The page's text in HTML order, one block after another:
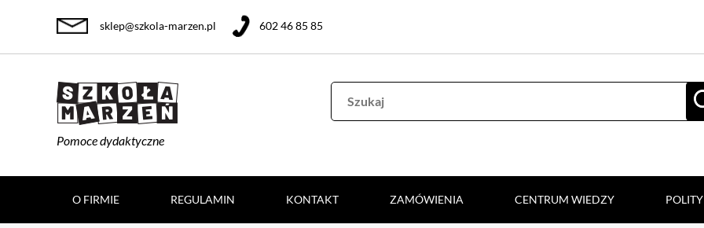
Pomoce dydaktyczne
sklep@szkola-marzen.pl 602 46 85 85
O FIRMIE REGULAMIN KONTAKT ZAMÓWIENIA CENTRUM WIEDZY